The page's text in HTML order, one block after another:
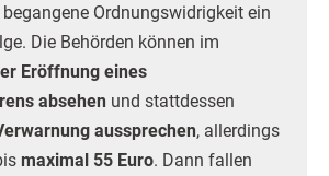
Ordnungswidrigkeit ein
Die Behörden können im
Eröffnung eines
absehen und stattdessen
aussprechen, allerdings
maximal 55 Euro. Dann fallen